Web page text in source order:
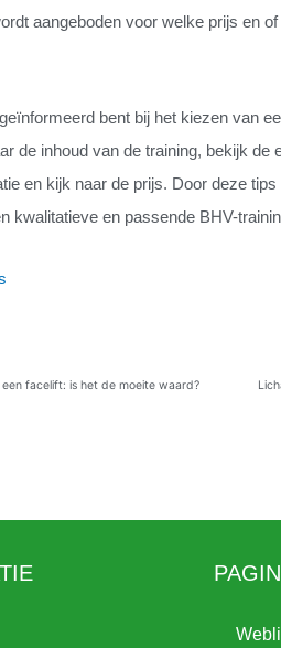
aangeboden voor welke prijs en
bent bij het kiezen van
de inhoud van de training, bekijk
en kijk naar de prijs. Door deze
kwalitatieve en passende BHV-
facelift: is het de moeite waard?